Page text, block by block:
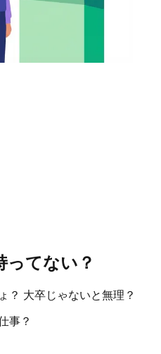
ってない？
？ 大卒じゃないと無理？
事？